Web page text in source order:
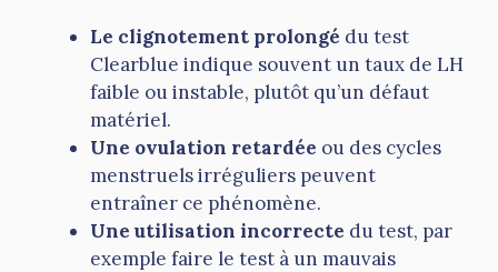
Le clignotement prolongé du test
Clearblue indique souvent un taux de LH
faible ou instable, plutôt qu’un défaut
matériel.
Une ovulation retardée ou des cycles
menstruels irréguliers peuvent
entraîner ce phénomène.
Une utilisation incorrecte du test, par
exemple faire le test à un mauvais